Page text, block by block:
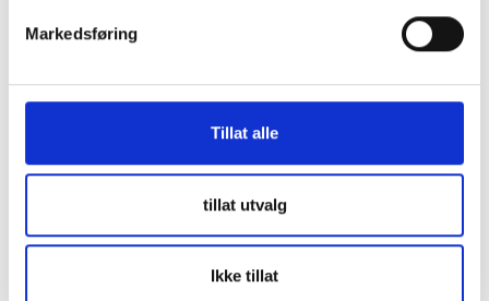
Markedsføring
Tillat alle
tillat utvalg
Ikke tillat
tool
Hydraulisk Crimptång 4-